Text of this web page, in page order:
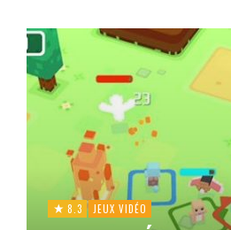
8.3 JEUX VIDÉO